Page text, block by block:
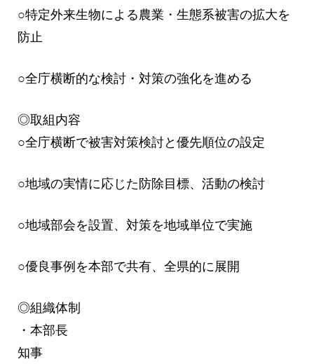
○特定外来生物による農業・生態系被害の拡大を
防止
○全庁横断的な検討・対策の強化を進める
◎取組内容
○全庁横断で被害対策検討と優先順位の設定
○地域の実情に応じた防除目標、活動の検討
○地域部会を設置、対策を地域単位で実施
○優良事例を本部で共有、全県的に展開
◎組織体制
・本部長
知事